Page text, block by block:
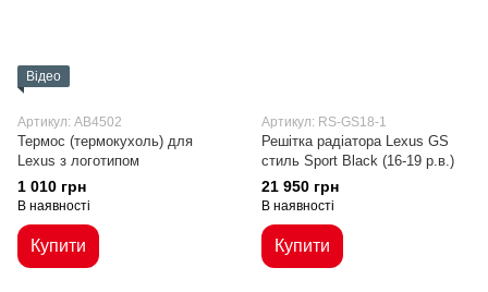
Відео
Артикул: AB4502
Термос (термокухоль) для
Lexus з логотипом
1 010 грн
В наявності
Купити
Артикул: RS-GS18-1
Решітка радіатора Lexus GS
стиль Sport Black (16-19 р.в.)
21 950 грн
В наявності
Купити